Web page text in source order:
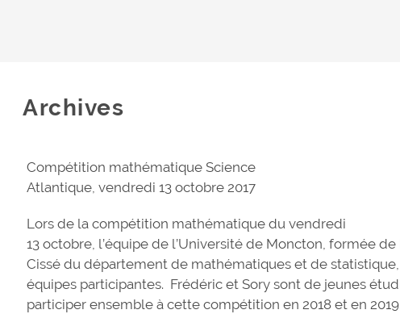
Archives
Compétition mathématique Science
Atlantique, vendredi 13 octobre 2017
Lors de la compétition mathématique du vendredi
13 octobre, l’équipe de l’Université de Moncton, formée
Cissé du département de mathématiques et de
équipes participantes. Frédéric et Sory sont de jeunes
participer ensemble à cette compétition en 2018 et en 2019.